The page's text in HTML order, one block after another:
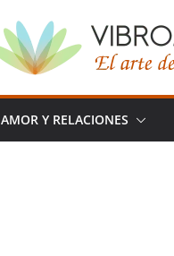
AMOR Y RELACIONES